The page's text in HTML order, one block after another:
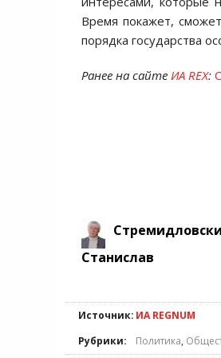
Время покажет,
порядка государства
Ранее на сайте ИА REX:
Станислав
Источник: ИА REGNUM
Рубрики:
Политика,